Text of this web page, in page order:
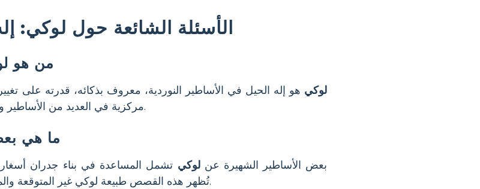
الأسئلة الشائعة حول لوكي:
من هو
لوكي هو إله الحيل في الأساطير النوردية، معروف بذكائه، قدرته على
مركزية في العديد من الأساطير وهو مساعد ومثير للمشاكل للآلهة الأخرى.
ما هي
بعض الأساطير الشهيرة عنلوكي تشمل المساعدة في بناء جدران
وارتباطه كعقاب حتى رagnarok. تُظهر هذه القصص طبيعة لوكي غير المتوقعة والمعقدة.